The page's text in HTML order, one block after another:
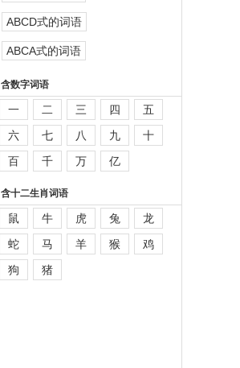
ABCD式的词语
ABCA式的词语
含数字词语
一 二 三 四
五
六
七 八 九
十
百
千 万 亿
含十二生肖词语
鼠 牛 虎 兔
龙
蛇
马 羊 猴
鸡
狗
猪